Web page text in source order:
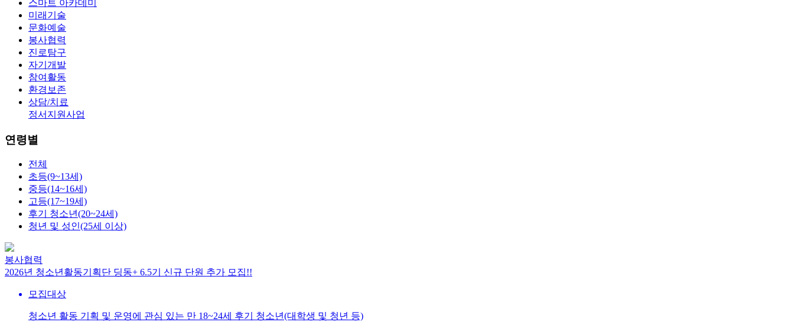
스마트 아카데미
미래기술
문화예술
봉사협력
진로탐구
자기개발
참여활동
환경보존
상담/치료
정서지원사업
연령별
전체
초등(9~13세)
중등(14~16세)
고등(17~19세)
후기 청소년(20~24세)
청년 및 성인(25세 이상)
봉사협력
2026년 청소년활동기획단 딩동+ 6.5기 신규 단원 추가 모집!!
모집대상
청소년 활동 기획 및 운영에 관심 있는 만 18~24세 후기 청소년(대학생 및 청년 등)